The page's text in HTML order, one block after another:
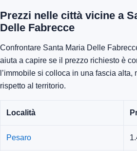
Prezzi nelle città vicine a
Delle Fabrecce
Confrontare Santa Maria Delle
aiuta a capire se il prezzo richiesto è
l’immobile si colloca in una fascia
rispetto al territorio.
Località
Pesaro